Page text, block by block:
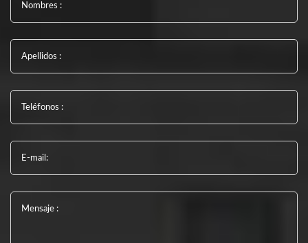
Nombres :
Apellidos :
Teléfonos :
E-mail:
Mensaje :